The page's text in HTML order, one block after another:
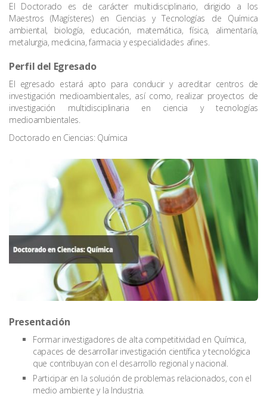
El Doctorado es de carácter multidisciplinario, dirigido a los
Maestros (Magísteres) en Ciencias y Tecnologías de Química
ambiental, biología, educación, matemática, física, alimentaría,
metalurgia, medicina, farmacia y especialidades afines.
Perfil del Egresado
El egresado estará apto para conducir y acreditar centros de
investigación medioambientales, así como, realizar proyectos de
investigación multidisciplinaria en ciencia y tecnologías
medioambientales.
Doctorado en Ciencias: Química
Presentación
Formar investigadores de alta competitividad en Química,
capaces de desarrollar investigación científica y tecnológica
que contribuyan con el desarrollo regional y nacional.
Participar en la solución de problemas relacionados, con el
medio ambiente y la Industria.